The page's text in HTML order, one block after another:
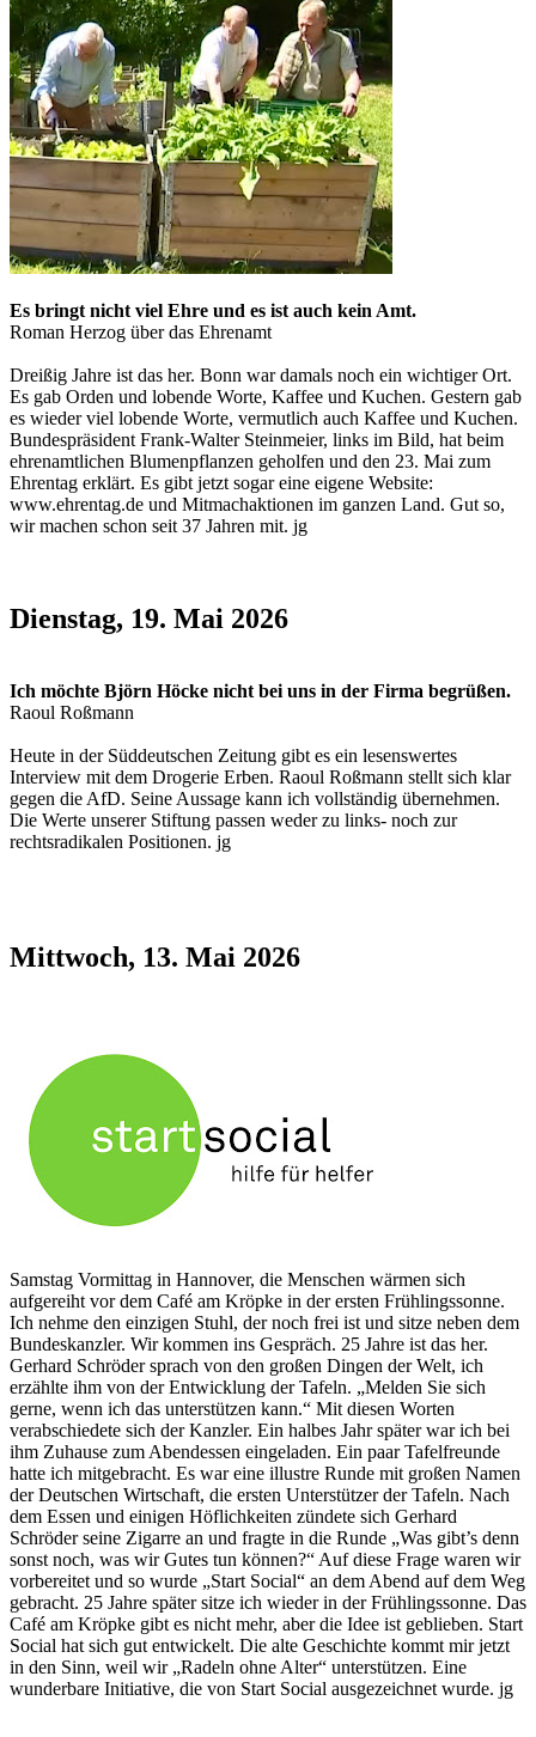
Es bringt nicht viel Ehre und es ist auch kein Amt.
Roman Herzog über das Ehrenamt
Dreißig Jahre ist das her. Bonn war damals noch ein wichtiger Ort.
Es gab Orden und lobende Worte, Kaffee und Kuchen. Gestern gab
es wieder viel lobende Worte, vermutlich auch Kaffee und Kuchen.
Bundespräsident Frank-Walter Steinmeier, links im Bild, hat beim
ehrenamtlichen Blumenpflanzen geholfen und den 23. Mai zum
Ehrentag erklärt. Es gibt jetzt sogar eine eigene Website:
www.ehrentag.de und Mitmachaktionen im ganzen Land. Gut so,
wir machen schon seit 37 Jahren mit. jg
Dienstag, 19. Mai 2026
Ich möchte Björn Höcke nicht bei uns in der Firma begrüßen.
Raoul Roßmann
Heute in der Süddeutschen Zeitung gibt es ein lesenswertes
Interview mit dem Drogerie Erben. Raoul Roßmann stellt sich klar
gegen die AfD. Seine Aussage kann ich vollständig übernehmen.
Die Werte unserer Stiftung passen weder zu links- noch zur
rechtsradikalen Positionen. jg
Mittwoch, 13. Mai 2026
Samstag Vormittag in Hannover, die Menschen wärmen sich
aufgereiht vor dem Café am Kröpke in der ersten Frühlingssonne.
Ich nehme den einzigen Stuhl, der noch frei ist und sitze neben dem
Bundeskanzler. Wir kommen ins Gespräch. 25 Jahre ist das her.
Gerhard Schröder sprach von den großen Dingen der Welt, ich
erzählte ihm von der Entwicklung der Tafeln. „Melden Sie sich
gerne, wenn ich das unterstützen kann.“ Mit diesen Worten
verabschiedete sich der Kanzler. Ein halbes Jahr später war ich bei
ihm Zuhause zum Abendessen eingeladen. Ein paar Tafelfreunde
hatte ich mitgebracht. Es war eine illustre Runde mit großen Namen
der Deutschen Wirtschaft, die ersten Unterstützer der Tafeln. Nach
dem Essen und einigen Höflichkeiten zündete sich Gerhard
Schröder seine Zigarre an und fragte in die Runde „Was gibt’s denn
sonst noch, was wir Gutes tun können?“ Auf diese Frage waren wir
vorbereitet und so wurde „Start Social“ an dem Abend auf dem Weg
gebracht. 25 Jahre später sitze ich wieder in der Frühlingssonne. Das
Café am Kröpke gibt es nicht mehr, aber die Idee ist geblieben. Start
Social hat sich gut entwickelt. Die alte Geschichte kommt mir jetzt
in den Sinn, weil wir „Radeln ohne Alter“ unterstützen. Eine
wunderbare Initiative, die von Start Social ausgezeichnet wurde. jg